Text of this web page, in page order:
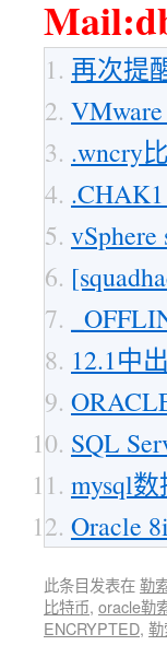
再次提
.wncry
12.1中
SQL
mysql
Oracle
此条目发表在勒
比特币, oracle勒
ENCRYPTED,